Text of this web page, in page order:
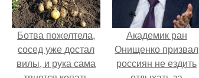
Ботва пожелтела,
сосед уже достал
вилы, и рука сама
Академик ран
Онищенко призвал
россиян не ездить